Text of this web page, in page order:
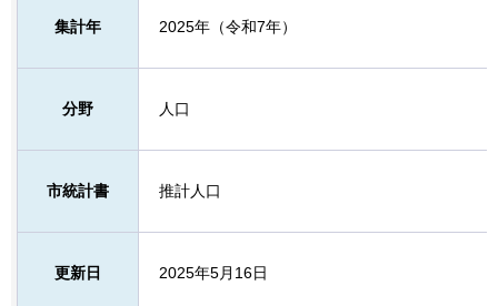
集計年 2025年（令和7年）
分野 人口
市統計書 推計人口
更新日 2025年5月16日